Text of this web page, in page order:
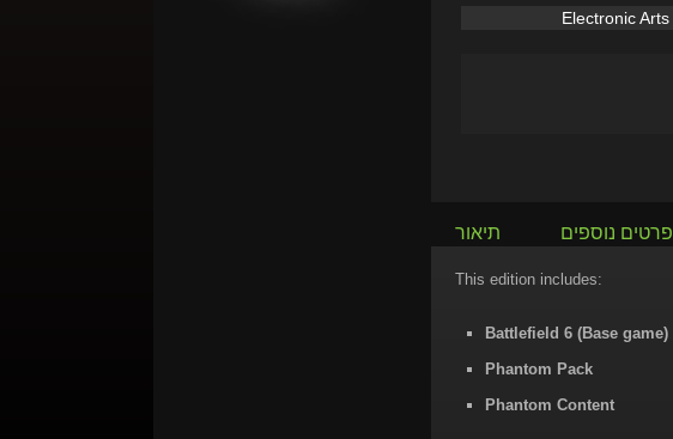
Electronic Arts
תיאור פרטים נוספים
This edition includes:
Battlefield 6 (Base game)
Phantom Pack
Phantom Content